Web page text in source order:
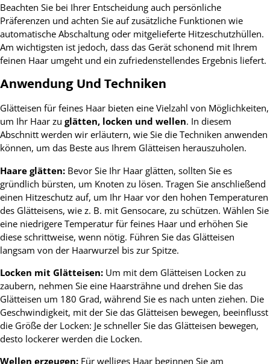
Beachten Sie bei Ihrer Entscheidung auch persönliche
Präferenzen und achten Sie auf zusätzliche Funktionen wie
automatische Abschaltung oder mitgelieferte Hitzeschutzhüllen.
Am wichtigsten ist jedoch, dass das Gerät schonend mit Ihrem
feinen Haar umgeht und ein zufriedenstellendes Ergebnis liefert.
Anwendung Und Techniken
Glätteisen für feines Haar bieten eine Vielzahl von Möglichkeiten,
um Ihr Haar zu glätten, locken und wellen. In diesem
Abschnitt werden wir erläutern, wie Sie die Techniken anwenden
können, um das Beste aus Ihrem Glätteisen herauszuholen.
Haare glätten: Bevor Sie Ihr Haar glätten, sollten Sie es
gründlich bürsten, um Knoten zu lösen. Tragen Sie anschließend
einen Hitzeschutz auf, um Ihr Haar vor den hohen Temperaturen
des Glätteisens, wie z. B. mit Gensocare, zu schützen. Wählen Sie
eine niedrigere Temperatur für feines Haar und erhöhen Sie
diese schrittweise, wenn nötig. Führen Sie das Glätteisen
langsam von der Haarwurzel bis zur Spitze.
Locken mit Glätteisen: Um mit dem Glätteisen Locken zu
zaubern, nehmen Sie eine Haarsträhne und drehen Sie das
Glätteisen um 180 Grad, während Sie es nach unten ziehen. Die
Geschwindigkeit, mit der Sie das Glätteisen bewegen, beeinflusst
die Größe der Locken: Je schneller Sie das Glätteisen bewegen,
desto lockerer werden die Locken.
Wellen erzeugen: Für welliges Haar beginnen Sie am